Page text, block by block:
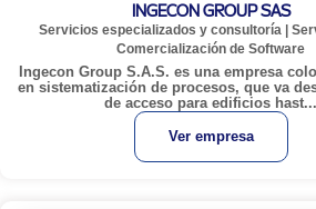
INGECON GROUP SAS
Servicios especializados y consultoría |
Comercialización de Software
Ingecon Group S.A.S. es una empresa
en sistematización de procesos, que va
de acceso para edificios hast...
Ver empresa